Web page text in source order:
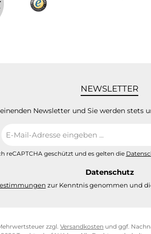
NEWSLETTER
Newsletter und Sie werden
Mail-
Adresse
reCAPTCHA geschützt und es gelten die
Datenschutz
zur Kenntnis genommen und
zzgl. Versandkosten und ggf.